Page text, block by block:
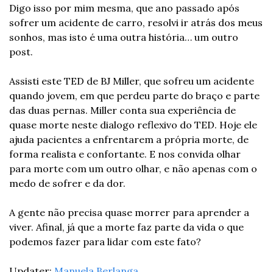
Digo isso por mim mesma, que ano passado após
sofrer um acidente de carro, resolvi ir atrás dos meus
sonhos, mas isto é uma outra história… um outro
post.
Assisti este TED de BJ Miller, que sofreu um acidente
quando jovem, em que perdeu parte do braço e parte
das duas pernas. Miller conta sua experiência de
quase morte neste dialogo reflexivo do TED. Hoje ele
ajuda pacientes a enfrentarem a própria morte, de
forma realista e confortante. E nos convida olhar
para morte com um outro olhar, e não apenas com o
medo de sofrer e da dor.
A gente não precisa quase morrer para aprender a
viver. Afinal, já que a morte faz parte da vida o que
podemos fazer para lidar com este fato?